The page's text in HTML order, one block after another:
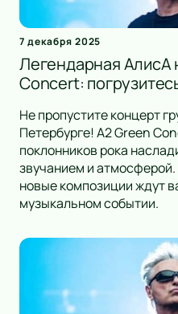
7 декабря 2025
Легендарная АлисА
Concert:
Не пропустите концерт
Петербурге! A2 Green
поклонников рока
звучанием и
новые композиции ждут
музыкальном событии.